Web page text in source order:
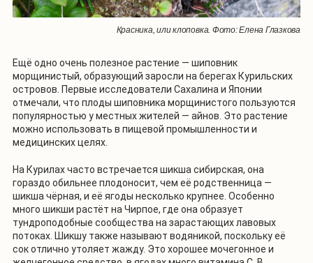
Красника, или клоповка. Фото: Елена Глазкова
Ещё одно очень полезное растение — шиповник
морщинистый, образующий заросли на берегах Курильских
островов. Первые исследователи Сахалина и Японии
отмечали, что плоды шиповника морщинистого пользуются
популярностью у местных жителей — айнов. Это растение
можно использовать в пищевой промышленности и
медицинских целях.
На Курилах часто встречается шикша сибирская, она
гораздо обильнее плодоносит, чем её родственница —
шикша чёрная, и её ягоды несколько крупнее. Особенно
много шикши растёт на Чирпое, где она образует
тундроподобные сообщества на зарастающих лавовых
потоках. Шикшу также называют водяникой, поскольку её
сок отлично утоляет жажду. Это хорошее мочегонное и